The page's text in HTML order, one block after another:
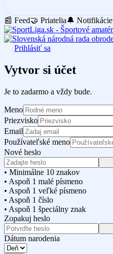
📰 Feed🤝 Priatelia🔔 Notifikácie
Prihlásiť sa
Vytvor si účet
Je to zadarmo a vždy bude.
Meno
Priezvisko
Email
Používateľské meno
Nové heslo
• Minimálne 10 znakov
• Aspoň 1 malé písmeno
• Aspoň 1 veľké písmeno
• Aspoň 1 číslo
• Aspoň 1 špeciálny znak
Zopakuj heslo
Dátum narodenia